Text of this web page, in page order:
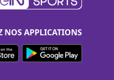
NOS APPLICATIONS